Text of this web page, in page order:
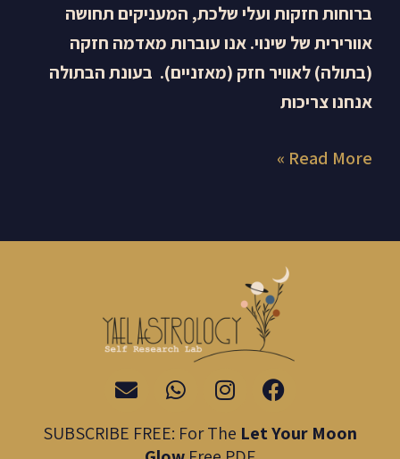
ברוחות חזקות ועלי שלכת, המעניקים תחושה
אוורירית של שינוי. אנו עוברות מאדמה חזקה
(בתולה) לאוויר חזק (מאזניים). בעונת הבתולה
אנחנו צריכות
Read More »
F
a
c
e
I
n
s
t
W
h
a
t
E
n
v
e
SUBSCRIBE FREE: For The Let Your Moon